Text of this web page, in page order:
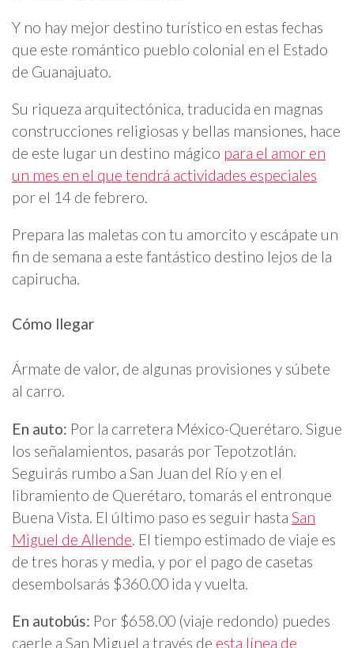
Y no hay mejor destino turístico en estas fechas
que este romántico pueblo colonial en el Estado
de Guanajuato.
Su riqueza arquitectónica, traducida en magnas
construcciones religiosas y bellas mansiones, hace
de este lugar un destino mágico para el amor en
un mes en el que tendrá actividades especiales
por el 14 de febrero.
Prepara las maletas con tu amorcito y escápate un
fin de semana a este fantástico destino lejos de la
capirucha.
Cómo llegar
Ármate de valor, de algunas provisiones y súbete
al carro.
En auto: Por la carretera México-Querétaro. Sigue
los señalamientos, pasarás por Tepotzotlán.
Seguirás rumbo a San Juan del Río y en el
libramiento de Querétaro, tomarás el entronque
Buena Vista. El último paso es seguir hasta San
Miguel de Allende. El tiempo estimado de viaje es
de tres horas y media, y por el pago de casetas
desembolsarás $360.00 ida y vuelta.
En autobús: Por $658.00 (viaje redondo) puedes
caerle a San Miguel a través de esta línea de